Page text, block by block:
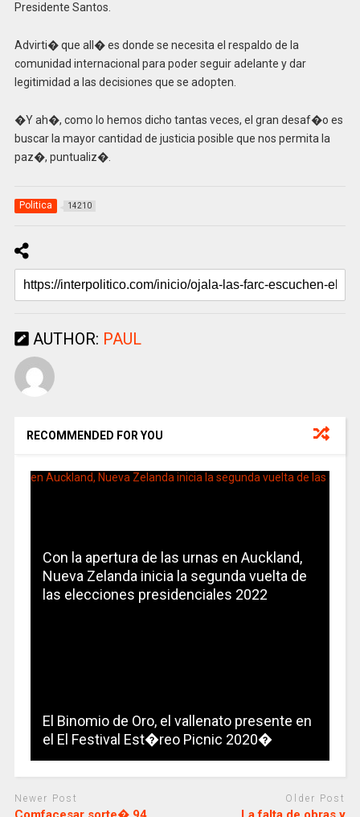
Presidente Santos.
Advirti� que all� es donde se necesita el respaldo de la
comunidad internacional para poder seguir adelante y dar
legitimidad a las decisiones que se adopten.
�Y ah�, como lo hemos dicho tantas veces, el gran desaf�o es
buscar la mayor cantidad de justicia posible que nos permita la
paz�, puntualiz�.
Politica 14210
AUTHOR: PAUL
RECOMMENDED FOR YOU
Con la apertura de las urnas en Auckland,
Nueva Zelanda inicia la segunda vuelta de
las elecciones presidenciales 2022
El Binomio de Oro, el vallenato presente en
el El Festival Est�reo Picnic 2020�
Newer Post Older Post